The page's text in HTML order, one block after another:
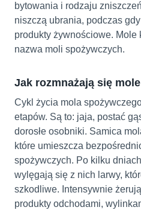
bytowania i rodzaju
niszczą ubrania, podczas
produkty żywnościowe. Mole
nazwa moli spożywczych.
Jak rozmnażają się
Cykl życia mola
etapów. Są to: jaja, postać
dorosłe osobniki. Samica
które umieszcza
spożywczych. Po kilku
wylęgają się z nich larwy,
szkodliwe. Intensywnie
produkty odchodami,